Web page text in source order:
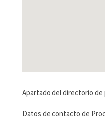
Apartado del directorio de
Datos de contacto de